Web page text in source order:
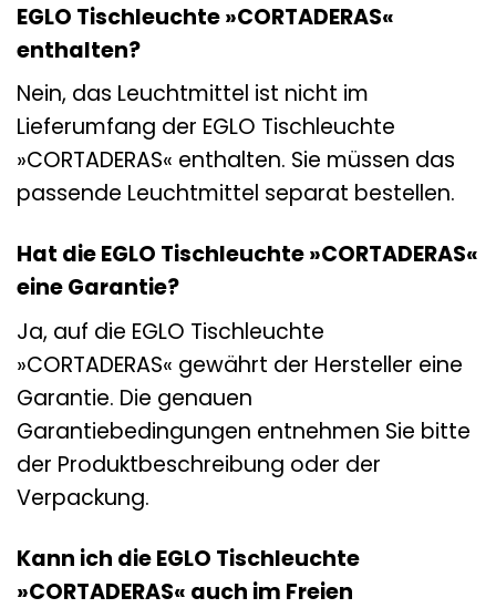
EGLO Tischleuchte »CORTADERAS«
enthalten?
Nein, das Leuchtmittel ist nicht im
Lieferumfang der EGLO Tischleuchte
»CORTADERAS« enthalten. Sie müssen das
passende Leuchtmittel separat bestellen.
Hat die EGLO Tischleuchte »CORTADERAS«
eine Garantie?
Ja, auf die EGLO Tischleuchte
»CORTADERAS« gewährt der Hersteller eine
Garantie. Die genauen
Garantiebedingungen entnehmen Sie bitte
der Produktbeschreibung oder der
Verpackung.
Kann ich die EGLO Tischleuchte
»CORTADERAS« auch im Freien